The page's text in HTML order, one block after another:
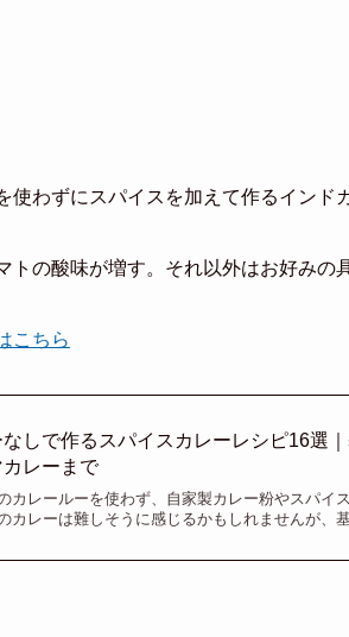
使わずにスパイスを加えて作るインド
トの酸味が増す。それ以外はお好みの
こちら
なしで作るスパイスカレーレシピ16選
カレーまで
カレールーを使わず、自家製カレー粉やスパイ
カレーは難しそうに感じるかもしれませんが、